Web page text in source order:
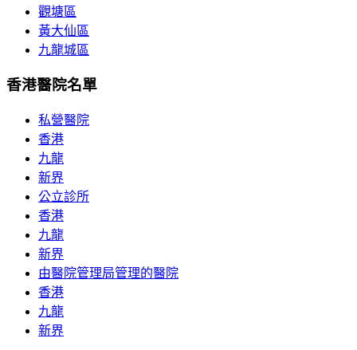
觀塘區
黃大仙區
九龍城區
香港醫院名單
私營醫院
香港
九龍
新界
公立診所
香港
九龍
新界
由醫院管理局管理的醫院
香港
九龍
新界